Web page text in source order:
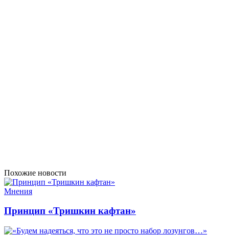
Похожие новости
Мнения
Принцип «Тришкин кафтан»